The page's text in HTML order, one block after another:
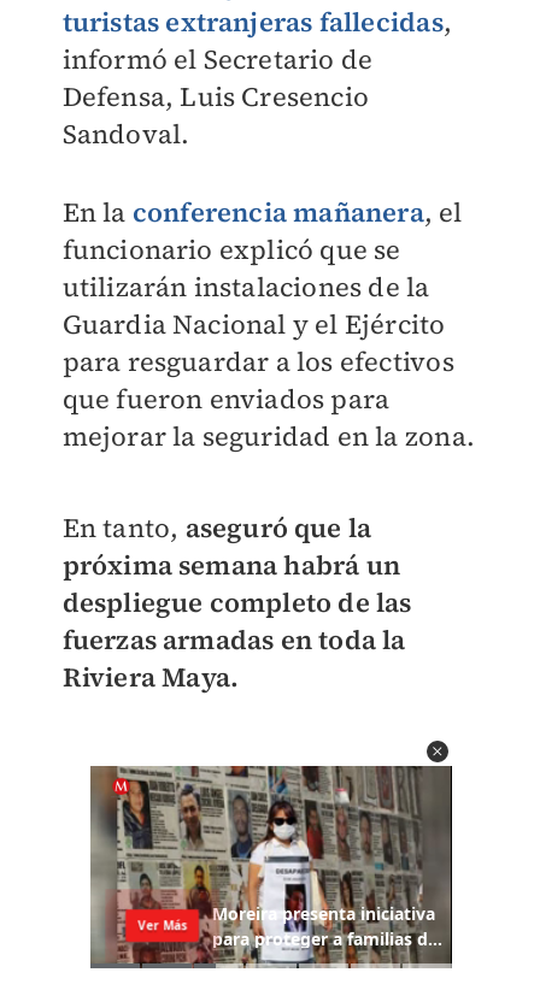
turistas extranjeras fallecidas,
informó el Secretario de
Defensa, Luis Cresencio
Sandoval.
En la conferencia mañanera, el
funcionario explicó que se
utilizarán instalaciones de la
Guardia Nacional y el Ejército
para resguardar a los efectivos
que fueron enviados para
mejorar la seguridad en la zona.
En tanto, aseguró que la
próxima semana habrá un
despliegue completo de las
fuerzas armadas en toda la
Riviera Maya.